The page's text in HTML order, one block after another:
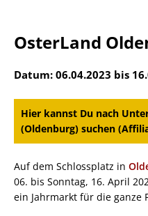
OsterLand
Datum: 06.04.2023 bis
Hier kannst Du nach
(Oldenburg) suchen
Auf dem Schlossplatz in
06. bis Sonntag, 16. April
ein Jahrmarkt für die ganze